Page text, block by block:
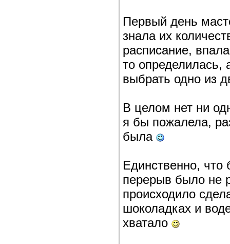
Первый день
знала их
расписание,
то определилась,
выбрать одно из
В целом нет ни
я бы пожалела,
была
Единственно, что
перерыв было не
происходило
шоколадках и
хватало